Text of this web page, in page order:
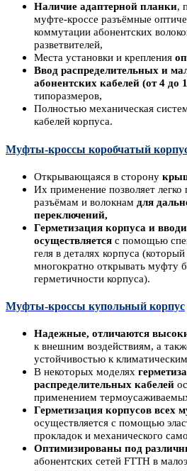
Наличие адаптерной планки,
муфте-кроссе разъёмные
коммутации абонентских
разветвителей,
Места установки и крепления
Ввод распределительных и
абонентских кабелей (от 4 до
типоразмеров,
Полностью механическая
кабелей корпуса.
Муфты-кроссы коробчатый
Открывающаяся в сторону
Их применение позволяет
разъёмам и волокнам для
переключений,
Герметизация корпуса и
осуществляется с помощью
геля в деталях корпуса
многократно открывать муфту
герметичности корпуса).
Муфты-кроссы купольный корпус
Надежные, отличаются
к внешним воздействиям, а
устойчивостью к
В некоторых моделях
распределительных кабелей
применением
Герметизация корпусов всех
осуществляется с помощью
прокладок и механического
Оптимизированы под
абонентских сетей FTTH в